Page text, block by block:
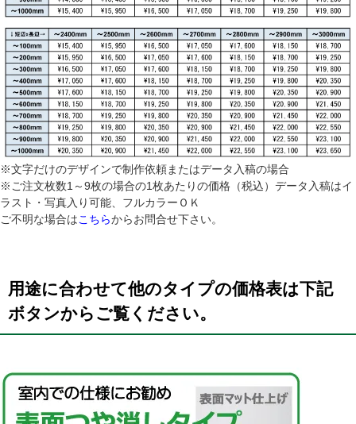
※文字だけのデザインで制作依頼またはデータ入稿の場合
※ご注文枚数1～9枚の場合の1枚あたりの価格（税込）データ入稿はイ
ラスト・写真入り可能、フルカラーＯＫ
ご不明な場合はこちらからお問合せ下さい。
用途に合わせて他のタイプの価格表は下記
ボタンからご覧ください。